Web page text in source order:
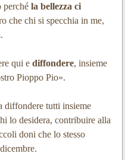
perché la bellezza ci
che chi si specchia in me,
qui e diffondere, insieme
Pioppo Pio».
diffondere tutti insieme
lo desidera, contribuire alla
doni che lo stesso